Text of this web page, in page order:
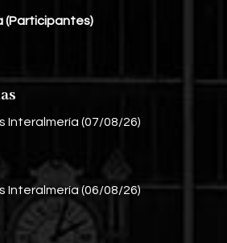
(Participantes)
Interalmería (07/08/26)
Interalmería (06/08/26)